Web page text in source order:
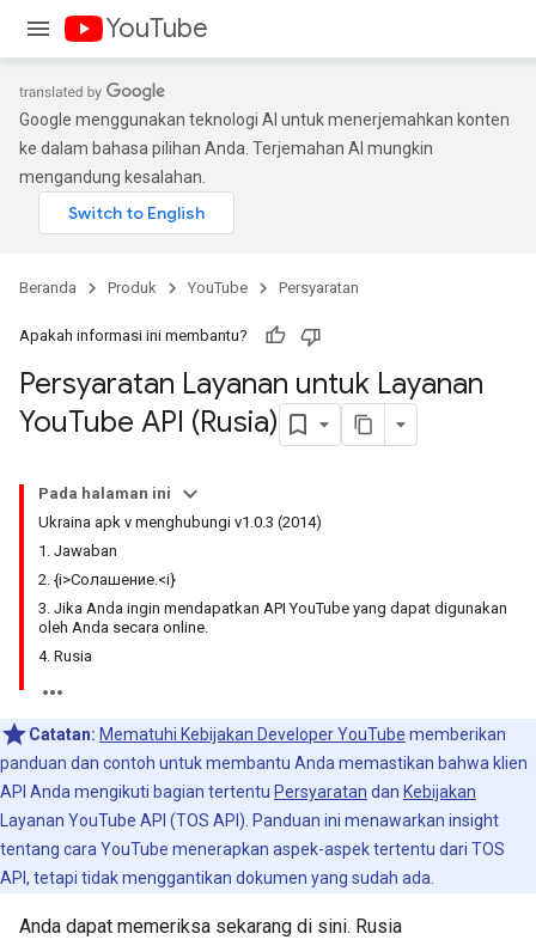
YouTube
Google menggunakan teknologi AI untuk menerjemahkan konten
ke dalam bahasa pilihan Anda. Terjemahan AI mungkin
mengandung kesalahan.
Beranda Produk YouTube Persyaratan
Apakah informasi ini membantu?
Persyaratan Layanan untuk Layanan
YouTube API (Rusia)
Pada halaman ini
Ukraina apk v menghubungi v1.0.3 (2014)
1. Jawaban
2. {i>Cолашение.<i}
3. Jika Anda ingin mendapatkan API YouTube yang dapat digunakan
oleh Anda secara online.
4. Rusia
Catatan: Mematuhi Kebijakan Developer YouTube memberikan
panduan dan contoh untuk membantu Anda memastikan bahwa klien
API Anda mengikuti bagian tertentu Persyaratan dan Kebijakan
Layanan YouTube API (TOS API). Panduan ini menawarkan insight
tentang cara YouTube menerapkan aspek-aspek tertentu dari TOS
API, tetapi tidak menggantikan dokumen yang sudah ada.
Anda dapat memeriksa sekarang di sini. Rusia